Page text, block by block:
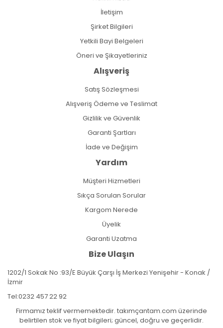
İletişim
Şirket Bilgileri
Yetkili Bayi Belgeleri
Öneri ve Şikayetleriniz
Alışveriş
Satış Sözleşmesi
Alışveriş Ödeme ve Teslimat
Gizlilik ve Güvenlik
Garanti Şartları
İade ve Değişim
Yardım
Müşteri Hizmetleri
Sıkça Sorulan Sorular
Kargom Nerede
Üyelik
Garanti Uzatma
Bize Ulaşın
1202/1 Sokak No :93/E Büyük Çarşı İş Merkezi Yenişehir - Konak /
İzmir
Tel:0232 457 22 92
Firmamız teklif vermemektedir. takımçantam.com üzerinde
belirtilen stok ve fiyat bilgileri; güncel, doğru ve geçerlidir.